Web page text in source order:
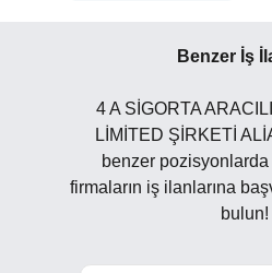
Benzer İş
4 A SİGORTA
LİMİTED ŞİRKETİ
benzer
firmaların iş ilanlarına
bulun!